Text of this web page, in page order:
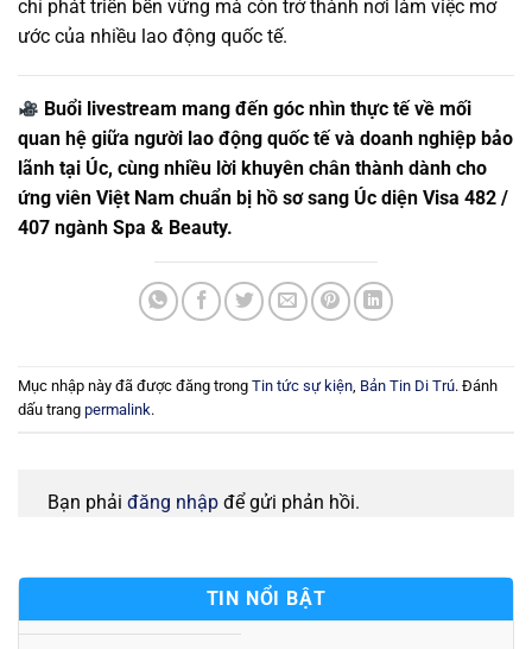
chỉ phát triển bền vững mà còn trở thành nơi làm việc mơ
ước của nhiều lao động quốc tế.
Buổi livestream mang đến góc nhìn thực tế về mối
quan hệ giữa người lao động quốc tế và doanh nghiệp bảo
lãnh tại Úc, cùng nhiều lời khuyên chân thành dành cho
ứng viên Việt Nam chuẩn bị hồ sơ sang Úc diện Visa 482 /
407 ngành Spa & Beauty.
Mục nhập này đã được đăng trong Tin tức sự kiện, Bản Tin Di Trú. Đánh
dấu trang permalink.
Bạn phải đăng nhập để gửi phản hồi.
TIN NỔI BẬT